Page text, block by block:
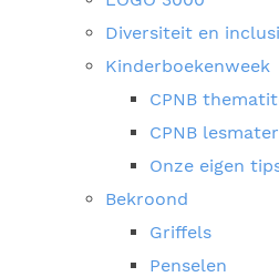
Diversiteit en
Kinderboekenweek
CPNB
CPNB
Onze eigen
Bekroond
Griffels
Penselen